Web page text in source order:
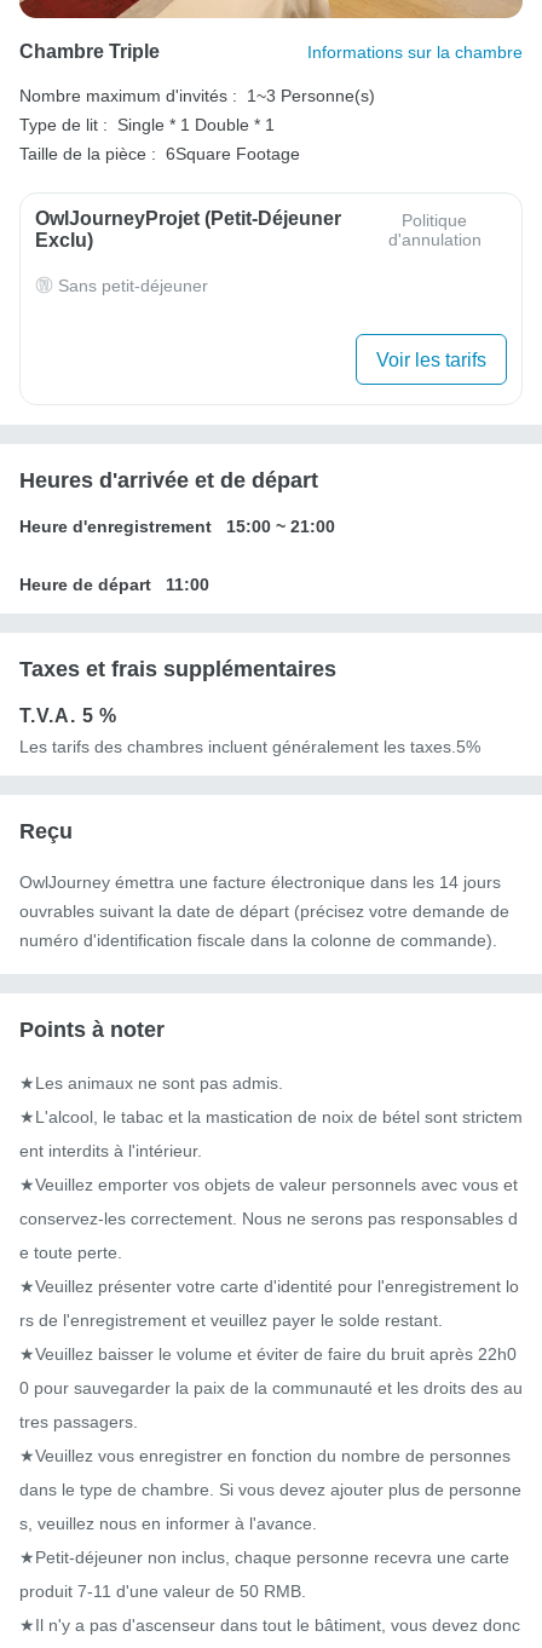
Chambre Triple Informations sur la chambre
Nombre maximum d'invités :
1~3 Personne(s)
Type de lit :
Single * 1 Double * 1
Taille de la pièce : 6Square Footage
OwlJourneyProjet (petit-Déjeuner
Exclu)
Politique
d'annulation
Sans petit-déjeuner
Voir les tarifs
Heures d'arrivée et de départ
Heure d'enregistrement 15:00 ~ 21:00
Heure de départ 11:00
Taxes et frais supplémentaires
T.V.A. 5 %
Les tarifs des chambres incluent généralement les taxes.5%
Reçu
OwlJourney émettra une facture électronique dans les 14 jours
ouvrables suivant la date de départ (précisez votre demande de
numéro d'identification fiscale dans la colonne de commande).
Points à noter
★Les animaux ne sont pas admis.
★L'alcool, le tabac et la mastication de noix de bétel sont strictem
ent interdits à l'intérieur.
★Veuillez emporter vos objets de valeur personnels avec vous et
conservez-les correctement. Nous ne serons pas responsables d
e toute perte.
★Veuillez présenter votre carte d'identité pour l'enregistrement lo
rs de l'enregistrement et veuillez payer le solde restant.
★Veuillez baisser le volume et éviter de faire du bruit après 22h0
0 pour sauvegarder la paix de la communauté et les droits des au
tres passagers.
★Veuillez vous enregistrer en fonction du nombre de personnes
dans le type de chambre. Si vous devez ajouter plus de personne
s, veuillez nous en informer à l'avance.
★Petit-déjeuner non inclus, chaque personne recevra une carte
produit 7-11 d'une valeur de 50 RMB.
★Il n'y a pas d'ascenseur dans tout le bâtiment, vous devez donc